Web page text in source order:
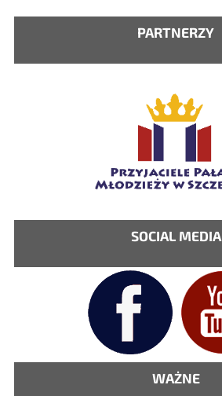
PARTNERZY
SOCIAL MEDIA
WAŻNE